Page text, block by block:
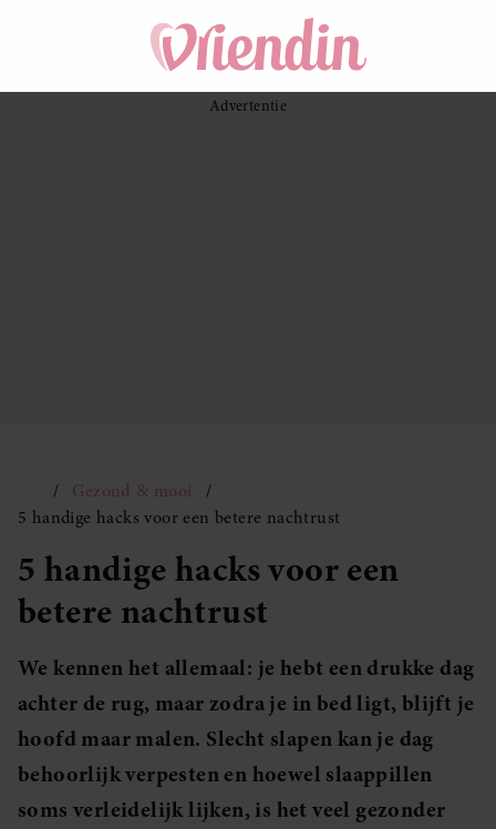
Gezond & mooi
5 handige hacks voor een betere nachtrust
5 handige hacks voor een
betere nachtrust
We kennen het allemaal: je hebt een drukke dag
achter de rug, maar zodra je in bed ligt, blijft je
hoofd maar malen. Slecht slapen kan je dag
behoorlijk verpesten en hoewel slaappillen
soms verleidelijk lijken, is het veel gezonder